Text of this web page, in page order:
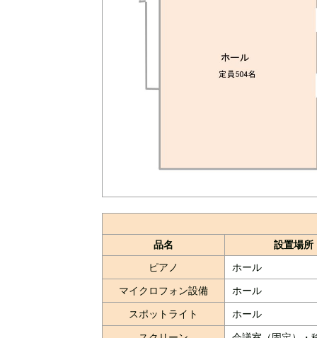
品名
設置場所
ピアノ
ホール
マイクロフォン設備 ホール
スポットライト ホール